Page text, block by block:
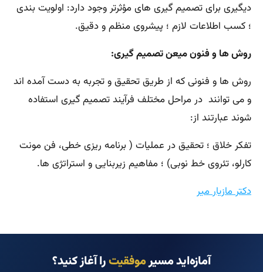
دیگیری برای تصمیم گیری های مؤثرتر وجود دارد: اولویت بندی
؛ کسب اطلاعات لازم ؛ پیشروی منظم و دقیق.
روش ها و فنون میعن تصمیم گیری:
روش ها و فنونی که از طریق تحقیق و تجربه به دست آمده اند
و می توانند در مراحل مختلف فرآیند تصمیم گیری استفاده
شوند عبارتند از:
تفکر خلاق ؛ تحقیق در عملیات ( برنامه ریزی خطی، فن مونت
کارلو، تئروی خط نوبی) ؛ مفاهیم زیربنایی و استراتژی ها.
دکتر مازیار میر
آمازه‌اید مسیرموفقیترا آغاز کنید؟